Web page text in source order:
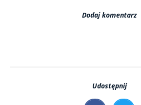
Dodaj komentarz
Udostępnij